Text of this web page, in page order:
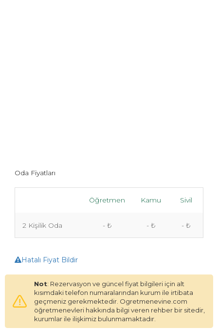
Oda Fiyatları
Öğretmen Kamu Sivil
2 Kişilik Oda - ₺ - ₺ - ₺
Hatalı Fiyat Bildir
Not: Rezervasyon ve güncel fiyat bilgileri için alt
kısımdaki telefon numaralarından kurum ile irtibata
geçmeniz gerekmektedir. Ogretmenevine.com
öğretmenevleri hakkında bilgi veren rehber bir sitedir,
kurumlar ile ilişkimiz bulunmamaktadır.